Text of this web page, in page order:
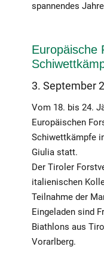
spannendes
Europäische
3. September
Vom 18. bis 24.
Europäischen
Schiwettkämpfe
Giulia statt.
Der Tiroler
italienischen
Teilnahme der
Eingeladen sind
Biathlons aus
Vorarlberg.